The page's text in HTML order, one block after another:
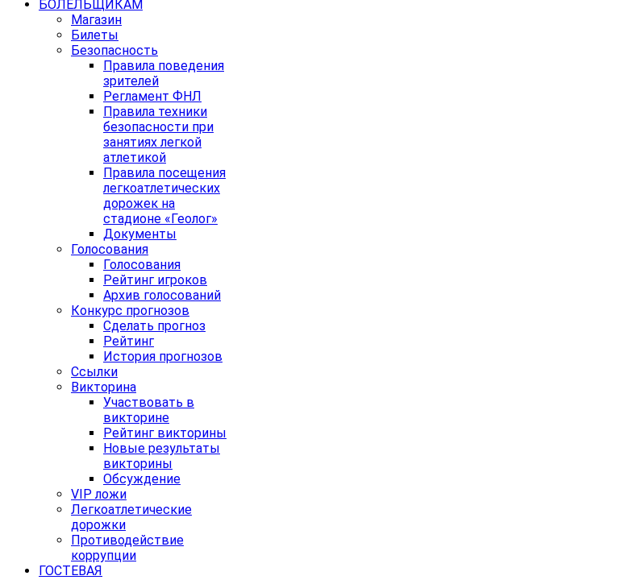
БОЛЕЛЬЩИКАМ
Магазин
Билеты
Безопасность
Правила поведения
зрителей
Регламент ФНЛ
Правила техники
безопасности при
занятиях легкой
атлетикой
Правила посещения
легкоатлетических
дорожек на
стадионе «Геолог»
Документы
Голосования
Голосования
Рейтинг игроков
Архив голосований
Конкурс прогнозов
Сделать прогноз
Рейтинг
История прогнозов
Ссылки
Викторина
Участвовать в
викторине
Рейтинг викторины
Новые результаты
викторины
Обсуждение
VIP ложи
Легкоатлетические
дорожки
Противодействие
коррупции
ГОСТЕВАЯ